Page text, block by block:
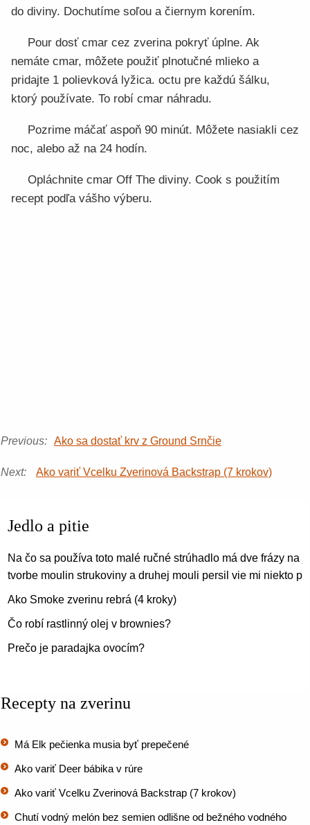
do diviny. Dochutíme soľou a čiernym korením.
Pour dosť cmar cez zverina pokryť úplne. Ak
nemáte cmar, môžete použiť plnotučné mlieko a
pridajte 1 polievková lyžica. octu pre každú šálku,
ktorý používate. To robí cmar náhradu.
Pozrime máčať aspoň 90 minút. Môžete nasiakli cez
noc, alebo až na 24 hodín.
Opláchnite cmar Off The diviny. Cook s použitím
recept podľa vášho výberu.
Previous: Ako sa dostať krv z Ground Srnčie
Next: Ako variť Vcelku Zverinová Backstrap (7 krokov)
Jedlo a pitie
Na čo sa používa toto malé ručné strúhadlo má dve frázy na
tvorbe moulin strukoviny a druhej mouli persil vie mi niekto
Ako Smoke zverinu rebrá (4 kroky)
Čo robí rastlinný olej v brownies?
Prečo je paradajka ovocím?
Recepty na zverinu
Má Elk pečienka musia byť prepečené
Ako variť Deer bábika v rúre
Ako variť Vcelku Zverinová Backstrap (7 krokov)
Chutí vodný melón bez semien odlišne od bežného vodného